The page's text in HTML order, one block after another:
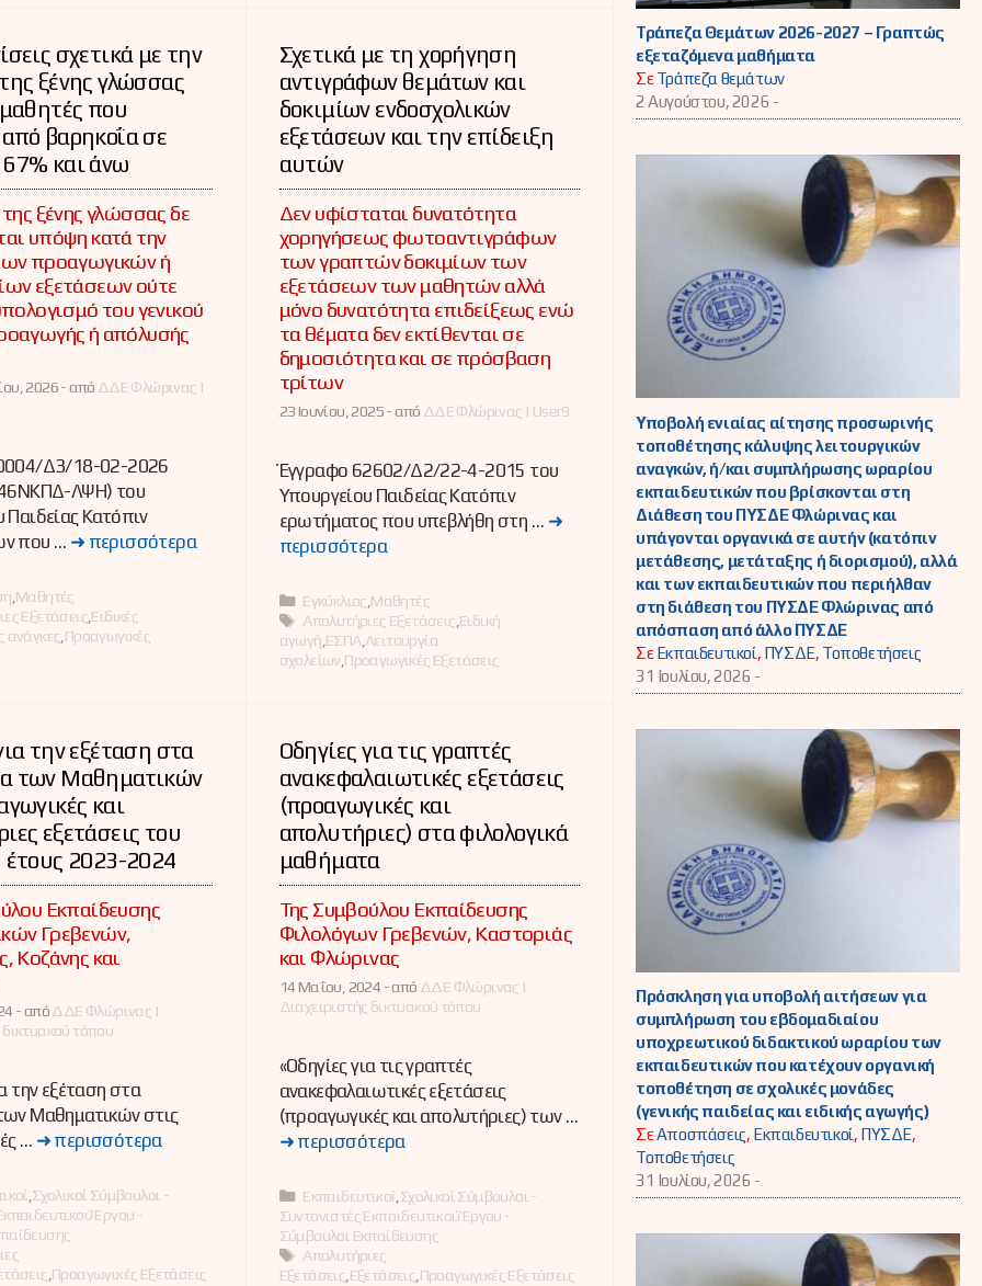
σχετικά με την
ξένης γλώσσας
που
βαρηκοΐα σε
και άνω
ξένης γλώσσας δε
υπόψη κατά την
προαγωγικών ή
εξετάσεων ούτε
του γενικού
ή απόλυσής
2026 -από ΔΔΕ Φλώρινας |
Δ3/18-02-2026
ΛΨΗ) του
Παιδείας Κατόπιν
που … ➜ περισσότερα
Μαθητές
Εξετάσεις Ειδικές
ανάγκες Προαγωγικές
Σχετικά με τη χορήγηση
αντιγράφων θεμάτων και
δοκιμίων ενδοσχολικών
εξετάσεων και την επίδειξη
αυτών
Δεν υφίσταται δυνατότητα
χορηγήσεως φωτοαντιγράφων
των γραπτών δοκιμίων των
εξετάσεων των μαθητών αλλά
μόνο δυνατότητα επιδείξεως ενώ
τα θέματα δεν εκτίθενται σε
δημοσιότητα και σε πρόσβαση
τρίτων
23 Ιουνίου, 2025 -από ΔΔΕ Φλώρινας | User9
Έγγραφο 62602/Δ2/22-4-2015 του
Υπουργείου Παιδείας Κατόπιν
ερωτήματος που υπεβλήθη στη … ➜
περισσότερα
Κατηγορίες
Εγκύκλιος Μαθητές
Ετικέτες
Απολυτήριες Εξετάσεις Ειδική
αγωγή ΕΣΠΑ, Λειτουργία
σχολείων Προαγωγικές Εξετάσεις
την εξέταση στα
των Μαθηματικών
και
εξετάσεις του
έτους 2023-2024
Εκπαίδευσης
Γρεβενών,
Κοζάνης και
-απόΔΔΕ Φλώρινας |
δικτυακού τόπου
την εξέταση στα
Μαθηματικών στις
… ➜ περισσότερα
Σχολικοί Σύμβουλοι -
Έργου -
Προαγωγικές Εξετάσεις
Οδηγίες για τις γραπτές
ανακεφαλαιωτικές εξετάσεις
(προαγωγικές και
απολυτήριες) στα φιλολογικά
μαθήματα
Της Συμβούλου Εκπαίδευσης
Φιλολόγων Γρεβενών, Καστοριάς
και Φλώρινας
14 Μαΐου, 2024 -από ΔΔΕ Φλώρινας |
Διαχειριστής δικτυακού τόπου
«Οδηγίες για τις γραπτές
ανακεφαλαιωτικές εξετάσεις
(προαγωγικές και απολυτήριες) των …
➜ περισσότερα
Κατηγορίες
Εκπαιδευτικοί Σχολικοί Σύμβουλοι -
Συντονιστές Εκπαιδευτικού Έργου -
Σύμβουλοι Εκπαίδευσης
Ετικέτες
Απολυτήριες
Εξετάσεις Εξετάσεις Προαγωγικές Εξετάσεις
Τράπεζα Θεμάτων 2026-2027 – Γραπτώς
εξεταζόμενα μαθήματα
ΣεΤράπεζα θεμάτων
2 Αυγούστου, 2026 -
Υποβολή ενιαίας αίτησης προσωρινής
τοποθέτησης κάλυψης λειτουργικών
αναγκών, ή/και συμπλήρωσης ωραρίου
εκπαιδευτικών που βρίσκονται στη
Διάθεση του ΠΥΣΔΕ Φλώρινας και
υπάγονται οργανικά σε αυτήν (κατόπιν
μετάθεσης, μετάταξης ή διορισμού), αλλά
και των εκπαιδευτικών που περιήλθαν
στη διάθεση του ΠΥΣΔΕ Φλώρινας από
απόσπαση από άλλο ΠΥΣΔΕ
ΣεΕκπαιδευτικοί, ΠΥΣΔΕ, Τοποθετήσεις
31 Ιουλίου, 2026 -
Πρόσκληση για υποβολή αιτήσεων για
συμπλήρωση του εβδομαδιαίου
υποχρεωτικού διδακτικού ωραρίου των
εκπαιδευτικών που κατέχουν οργανική
τοποθέτηση σε σχολικές μονάδες
(γενικής παιδείας και ειδικής αγωγής)
ΣεΑποσπάσεις, Εκπαιδευτικοί, ΠΥΣΔΕ,
Τοποθετήσεις
31 Ιουλίου, 2026 -